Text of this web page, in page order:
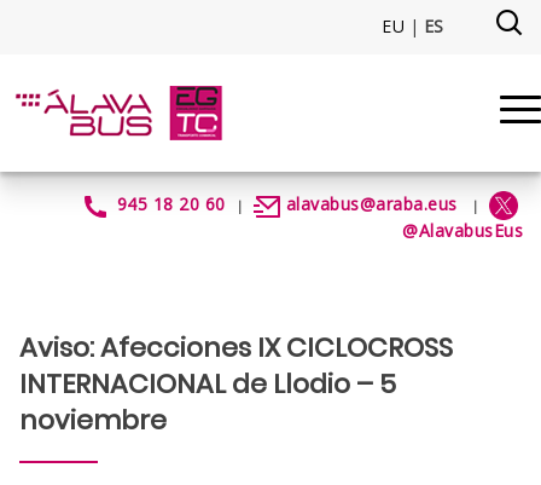
EU | ES
Aviso: Afecciones IX
945 18 20 60 | alavabus@araba.eus |
@AlavabusEus
Aviso: Afecciones IX CICLOCROSS
INTERNACIONAL de Llodio – 5
noviembre